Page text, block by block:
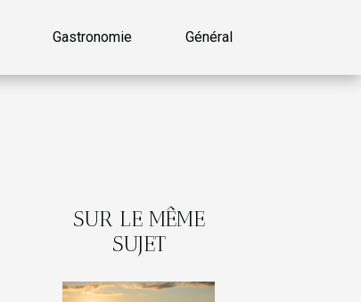
Gastronomie Général
SUR LE MÊME
SUJET